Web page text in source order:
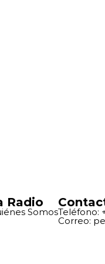
Radio
SomosTeléfono:
Correo: